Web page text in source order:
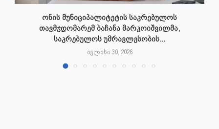
ონის მუნიციპალიტეტის საკრებულოს
თავმჯდომარემ ბაჩანა მარკოიშვილმა,
საკრებულოს უმრავლესობის...
ივლისი 30, 2026